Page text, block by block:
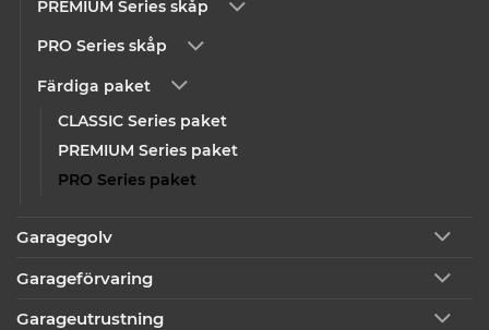
PREMIUM Series skåp
PRO Series skåp
Färdiga paket
CLASSIC Series paket
PREMIUM Series paket
PRO Series paket
Garagegolv
Garageförvaring
Garageutrustning